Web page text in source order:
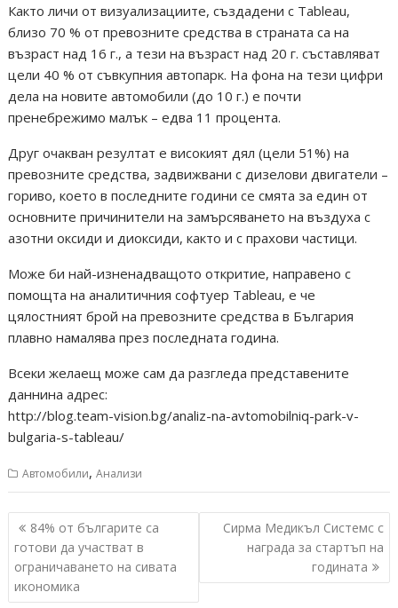
Както личи от визуализациите, създадени с Tableau,
близо 70 % от превозните средства в страната са на
възраст над 16 г., а тези на възраст над 20 г. съставляват
цели 40 % от съвкупния автопарк. На фона на тези цифри
дела на новите автомобили (до 10 г.) е почти
пренебрежимо малък – едва 11 процента.
Друг очакван резултат е високият дял (цели 51%) на
превозните средства, задвижвани с дизелови двигатели –
гориво, което в последните години се смята за един от
основните причинители на замърсяването на въздуха с
азотни оксиди и диоксиди, както и с прахови частици.
Може би най-изненадващото откритие, направено с
помощта на аналитичния софтуер Tableau, е че
цялостният брой на превозните средства в България
плавно намалява през последната година.
Всеки желаещ може сам да разгледа представените
даннина адрес:
http://blog.team-vision.bg/analiz-na-avtomobilniq-park-v-
bulgaria-s-tableau/
Автомобили,Анализи
Навигация
84% от българите са
готови да участват в
ограничаването на сивата
икономика
Сирма Медикъл Системс с
награда за стартъп на
годината